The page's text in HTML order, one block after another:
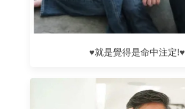
♥就是覺得是命中注定!♥